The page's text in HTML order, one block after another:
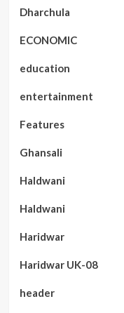
Dharchula
ECONOMIC
education
entertainment
Features
Ghansali
Haldwani
Haldwani
Haridwar
Haridwar UK-08
header